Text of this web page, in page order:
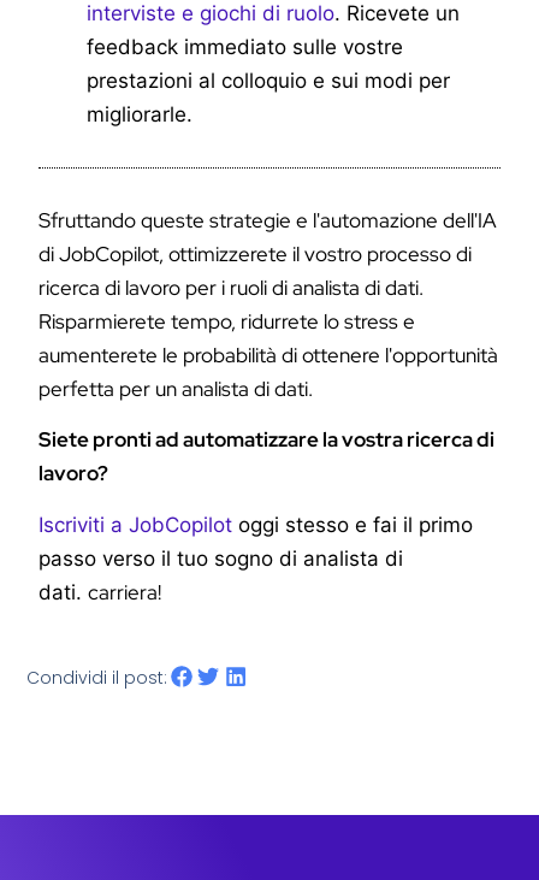
interviste e giochi di ruolo. Ricevete un
feedback immediato sulle vostre
prestazioni al colloquio e sui modi per
migliorarle.
Sfruttando queste strategie e l'automazione dell'IA
di JobCopilot, ottimizzerete il vostro processo di
ricerca di lavoro per i ruoli di analista di dati.
Risparmierete tempo, ridurrete lo stress e
aumenterete le probabilità di ottenere l'opportunità
perfetta per un analista di dati.
Siete pronti ad automatizzare la vostra ricerca di
lavoro?
Iscriviti a JobCopilot oggi stesso e fai il primo
passo verso il tuo sogno di analista di
dati.carriera!
Condividi il post: